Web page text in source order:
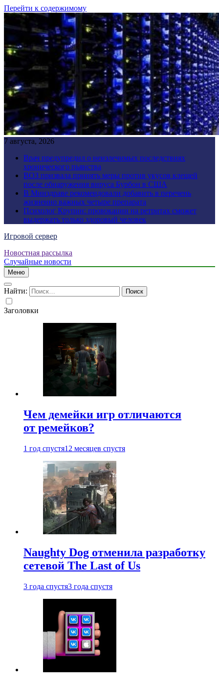
Перейти к содержимому
7 августа, 2026
Врач предупредил о неизлечимых последствиях
хронического пьянства
ВОЗ призвала принять меры против укусов клещей
после обнаружения вируса Бурбон в США
В Минздраве рекомендовали добавить в перечень
жизненно важных четыре препарата
Психолог Крупин: провокации на ретритах сможет
выдержать только здоровый человек
Игровой сервер
Новостная рассылка
Случайные новости
Меню
Найти:
Заголовки
Чем демейки игр отличаются
от ремейков?
1 год спустя12 месяцев спустя
Naughty Dog отменила разработку
сетевой The Last of Us
3 года спустя3 года спустя